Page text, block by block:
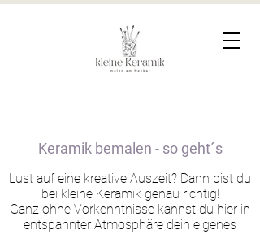
Keramik bemalen - so geht´s
Lust auf eine kreative Auszeit? Dann bist du
bei kleine Keramik genau richtig!
Ganz ohne Vorkenntnisse kannst du hier in
entspannter Atmosphäre dein eigenes